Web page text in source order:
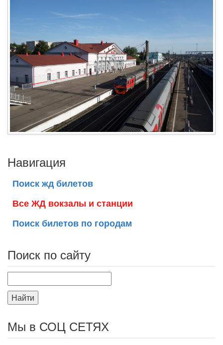
Навигация
Поиск жд билетов
Все ЖД вокзалы и станции
Поиск билетов по городам
Поиск по сайту
Найти
Мы в СОЦ СЕТЯХ